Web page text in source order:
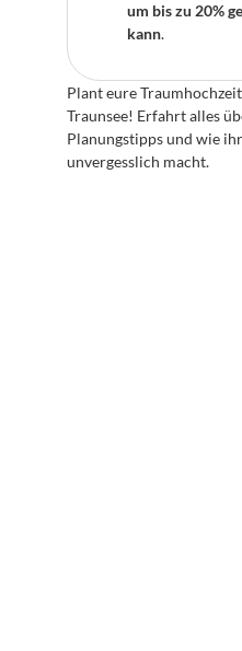
um bis zu 20%
kann.
Plant eure
Traunsee! Erfahrt alles
Planungstipps und wie
unvergesslich macht.